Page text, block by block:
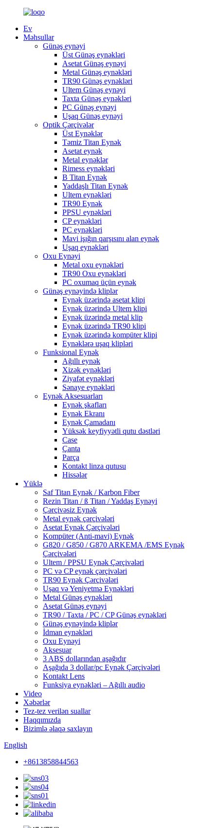
Ev
Məhsullar
Günəş eynəyi
Üst Günəş eynəkləri
Asetat Günəş eynəyi
Metal Günəş eynəkləri
TR90 Günəş eynəkləri
Ultem Günəş eynəyi
Taxta Günəş eynəkləri
PC Günəş eynəyi
Uşaq Günəş eynəyi
Optik Çərçivələr
Üst Eynəklər
Təmiz Titan Eynək
Asetat eynək
Metal eynəklər
Rimess eynəkləri
B Titan Eynək
Yaddaşlı Titan Eynək
Ultem eynəkləri
TR90 Eynək
PPSU eynəkləri
CP eynəkləri
PC eynəkləri
Mavi işığın qarşısını alan eynək
Uşaq eynəkləri
Oxu Eynəyi
Metal oxu eynəkləri
TR90 Oxu eynəkləri
PC oxumaq üçün eynək
Günəş eynəyində kliplər
Eynək üzərində asetat klipi
Eynək üzərində Ultem klipi
Eynək üzərində metal klip
Eynək üzərində TR90 klipi
Eynək üzərində kompüter klipi
Eynəklərə uşaq klipləri
Funksional Eynək
Ağıllı eynək
Xizək eynəkləri
Ziyafət eynəkləri
Sənaye eynəkləri
Eynək Aksesuarları
Eynək şkafları
Eynək Ekranı
Eynək Çamadanı
Yüksək keyfiyyətli qutu dəstləri
Case
Çanta
Parça
Kontakt linza qutusu
Hissələr
Yüklə
Saf Titan Eynək / Karbon Fiber
Rezin Titan / ß Titan / Yaddaş Eynəyi
Çərçivəsiz Eynək
Metal eynək çərçivələri
Asetat Eynək Çərçivələri
Kompüter (Anti-mavi) Eynək
G820 / G850 / G870 ARKEMA /EMS Eynək
Çərçivələri
Ultem / PPSU Eynək Çərçivələri
PC və CP eynək çərçivələri
TR90 Eynək Çərçivələri
Uşaq və Yeniyetmə Eynəkləri
Metal Günəş eynəkləri
Asetat Günəş eynəyi
TR90 / Taxta / PC / CP Günəş eynəkləri
Günəş eynəyində kliplər
İdman eynəkləri
Oxu Eynəyi
Aksesuar
3 ABŞ dollarından aşağıdır
Aşağıda 3 dollar/pc Eynək Çərçivələri
Kontakt Lens
Funksiya eynəkləri – Ağıllı audio
Video
Xəbərlər
Tez-tez verilən suallar
Haqqımızda
Bizimlə əlaqə saxlayın
English
+8613858844563